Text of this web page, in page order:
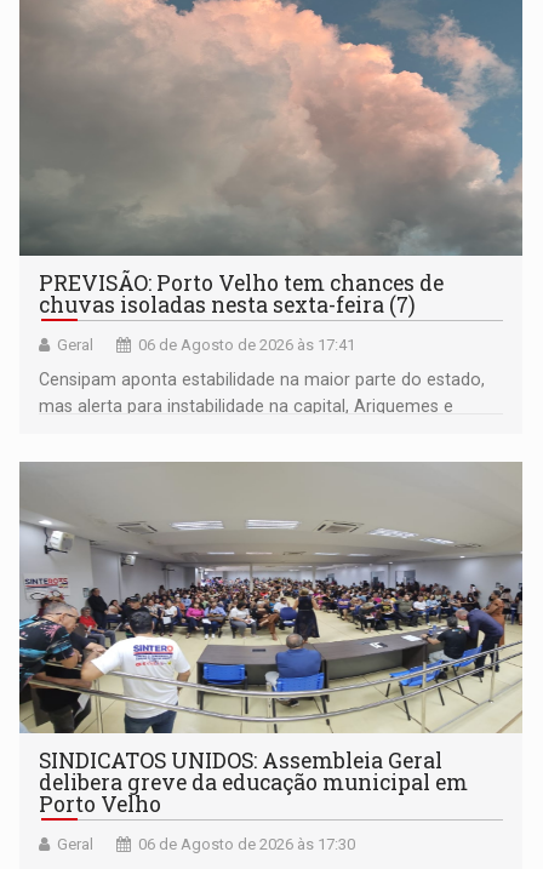
PREVISÃO: Porto Velho tem chances de
chuvas isoladas nesta sexta-feira (7)
Geral 06 de Agosto de 2026 às 17:41
Censipam aponta estabilidade na maior parte do estado,
mas alerta para instabilidade na capital, Ariquemes e
SINDICATOS UNIDOS: Assembleia Geral
delibera greve da educação municipal em
Porto Velho
Geral 06 de Agosto de 2026 às 17:30